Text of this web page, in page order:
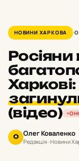
НОВИНИ ХАРКОВА
Харкові:
(відео)
О Олег Коваленко
Редакція · Новини